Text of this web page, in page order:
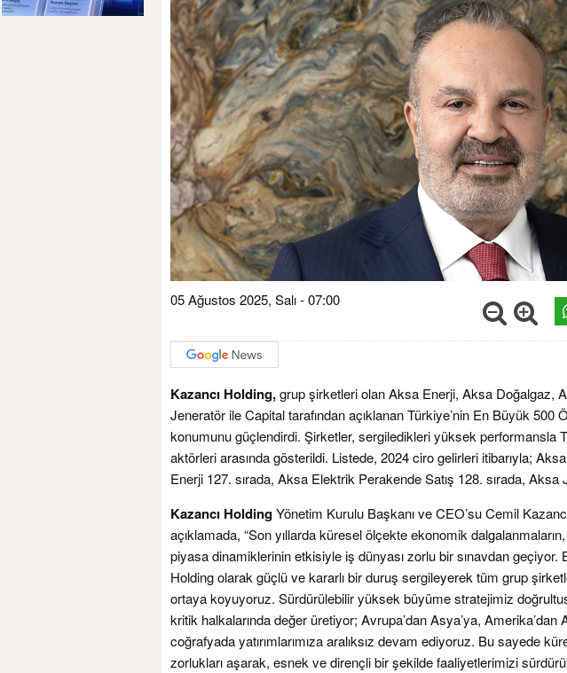
05 Ağustos 2025, Salı - 07:00
Kazancı Holding,grup şirketleri olan Aksa Enerji, Aksa Doğalgaz,
Jeneratör ile Capital tarafından açıklanan Türkiye’nin En Büyük 500
konumunu güçlendirdi. Şirketler, sergiledikleri yüksek performansla
aktörleri arasında gösterildi. Listede, 2024 ciro gelirleri itibarıyla;
Enerji 127. sırada, Aksa Elektrik Perakende Satış 128. sırada, Aksa
Kazancı HoldingYönetim Kurulu Başkanı ve CEO’su Cemil
açıklamada, “Son yıllarda küresel ölçekte ekonomik
piyasa dinamiklerinin etkisiyle iş dünyası zorlu bir sınavdan geçiyor.
Holding olarak güçlü ve kararlı bir duruş sergileyerek tüm grup
ortaya koyuyoruz. Sürdürülebilir yüksek büyüme stratejimiz
kritik halkalarında değer üretiyor; Avrupa’dan Asya’ya, Amerika’dan
coğrafyada yatırımlarımıza aralıksız devam ediyoruz. Bu sayede
zorlukları aşarak, esnek ve dirençli bir şekilde faaliyetlerimizi